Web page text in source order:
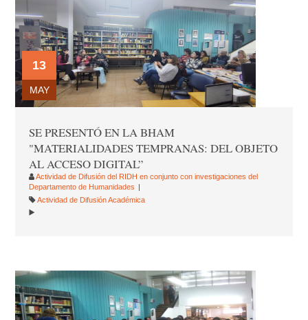
13
MAY
SE PRESENTÓ EN LA BHAM
"MATERIALIDADES TEMPRANAS: DEL OBJETO
AL ACCESO DIGITAL”
Actividad de Difusión del RIDH en conjunto con investigaciones del
Departamento de Humanidades
Actividad de Difusión Académica